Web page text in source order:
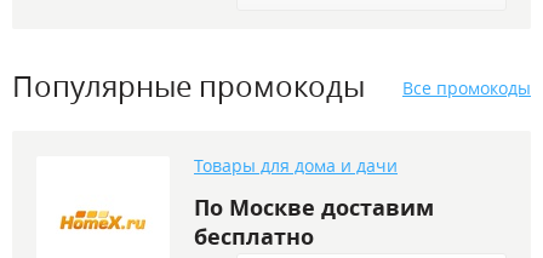
Популярные промокоды Все промокоды
Товары для дома и дачи
По Москве доставим
бесплатно